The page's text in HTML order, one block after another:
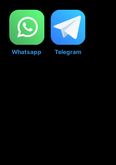
Whatsapp Telegram